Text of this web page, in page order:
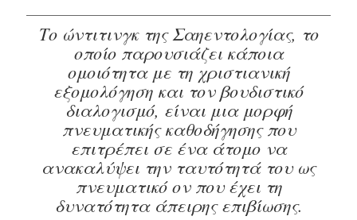
Το ώντιτινγκ της Σαηεντολογίας, το
οποίο παρουσιάζει κάποια
ομοιότητα με τη χριστιανική
εξομολόγηση και τον βουδιστικό
διαλογισμό, είναι μια μορφή
πνευματικής καθοδήγησης που
επιτρέπει σε ένα άτομο να
ανακαλύψει την ταυτότητά του ως
πνευματικό ον που έχει τη
δυνατότητα άπειρης επιβίωσης.